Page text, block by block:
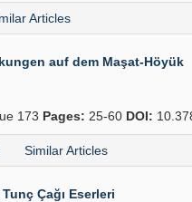
Articles
auf dem Maşat-Höyük
173 Pages: 25-60 DOI:
Similar Articles
Çağı Eserleri